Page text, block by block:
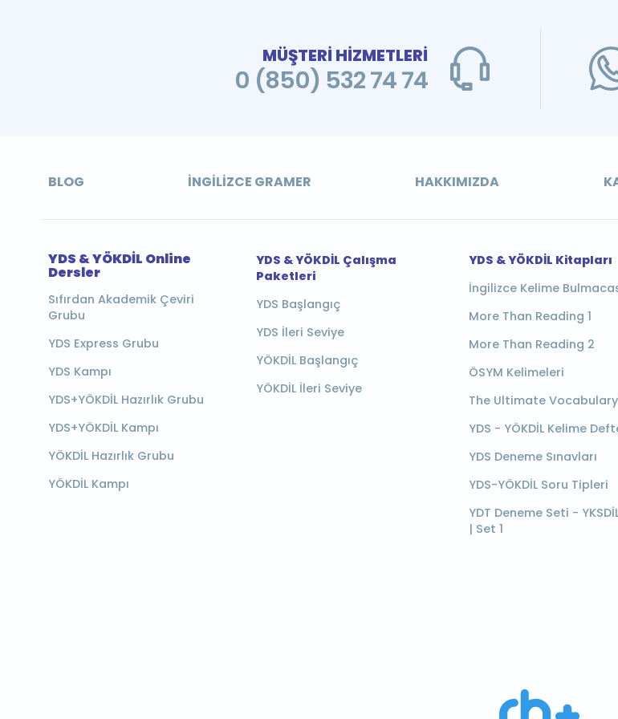
MÜŞTERİ HİZMETLERİ
0 (850) 532 74 74
BLOG İNGILIZCE GRAMER HAKKIMIZDA
YDS & YÖKDİL Online
Dersler
Sıfırdan Akademik Çeviri
Grubu
YDS Express Grubu
YDS Kampı
YDS+YÖKDİL Hazırlık Grubu
YDS+YÖKDİL Kampı
YÖKDİL Hazırlık Grubu
YÖKDİL Kampı
YDS & YÖKDİL Çalışma
Paketleri
YDS Başlangıç
YDS İleri Seviye
YÖKDİL Başlangıç
YÖKDİL İleri Seviye
YDS & YÖKDİL Kitapları
İngilizce Kelime
More Than Reading 1
More Than Reading 2
ÖSYM Kelimeleri
The Ultimate
YDS - YÖKDİL Kelime
YDS Deneme Sınavları
YDS-YÖKDİL Soru Tipleri
YDT Deneme Seti -
| Set 1